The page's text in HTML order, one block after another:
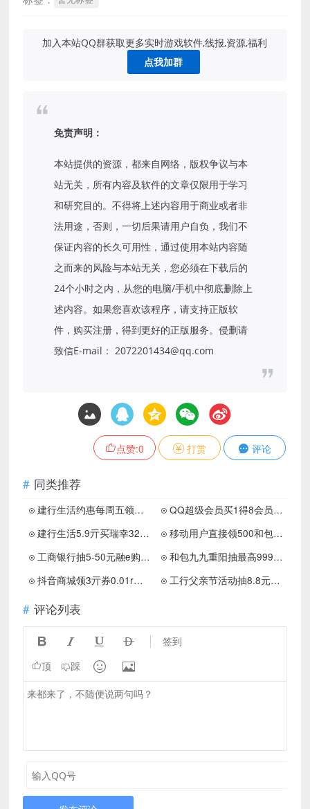
加入本站QQ群获取更多实时游戏软件,线报,资源,福利
点我加群
免责声明：
本站提供的资源，都来自网络，版权争议与本
站无关，所有内容及软件的文章仅限用于学习
和研究目的。不得将上述内容用于商业或者非
法用途，否则，一切后果请用户自负，我们不
保证内容的长久可用性，通过使用本站内容随
之而来的风险与本站无关，您必须在下载后的
24个小时之内，从您的电脑/手机中彻底删除上
述内容。如果您喜欢该程序，请支持正版软
件，购买注册，得到更好的正版服务。侵删请
致信E-mail： 2072201434@qq.com
评论
打赏
点赞:0
同类推荐
建行生活约惠每周五领外卖券
QQ超级会员买1得8会员好价
建行生活5.9亓买瑞幸32亓券
移动用户直接领500和包积分
工商银行抽5-50元融e购电子券
和包九九重阳抽最高999积分
抖音商城领3亓券0.01r撸实物
工行父亲节活动抽8.8元立减金
评论列表
    签到
顶 踩  